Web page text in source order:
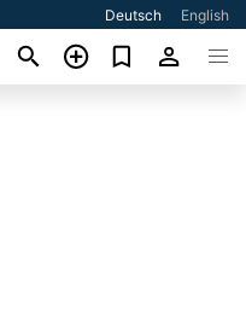
Deutsch English